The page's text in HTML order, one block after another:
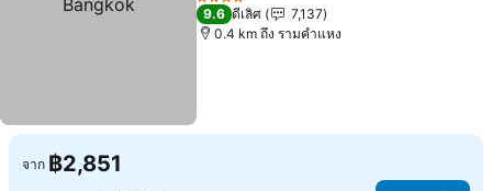
4 ดาว
9.6 ดีเลิศ
7,137
0.4 km ถึง รามคำแหง
จาก ฿2,851